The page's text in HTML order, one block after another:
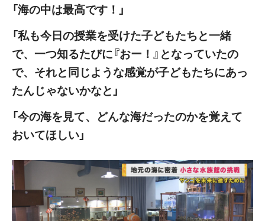
「海の中は最高です！」
「私も今日の授業を受けた子どもたちと一緒
で、一つ知るたびに『おー！』となっていたの
で、それと同じような感覚が子どもたちにあっ
たんじゃないかなと」
「今の海を見て、どんな海だったのかを覚えて
おいてほしい」